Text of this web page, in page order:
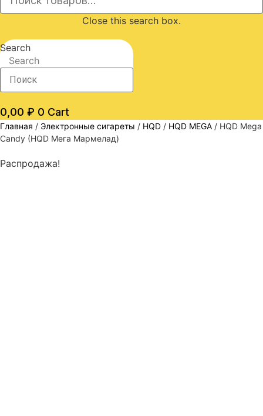
Close this search box.
Search
Search
0,00 ₽ 0 Cart
Главная / Электронные сигареты / HQD / HQD MEGA / HQD Mega
Candy (HQD Мега Мармелад)
Распродажа!